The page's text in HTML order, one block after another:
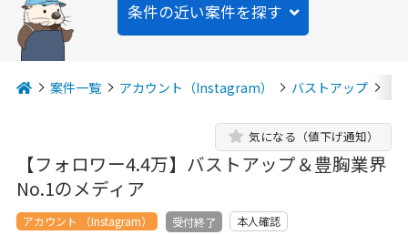
条件の近い案件を探す
案件一覧 アカウント（Instagram） バストアップ
【フォロワー4.4万】バストアップ＆豊胸業界
No.1のメディア
気になる（値下げ通知）
アカウント （Instagram） 受付終了 本人確認